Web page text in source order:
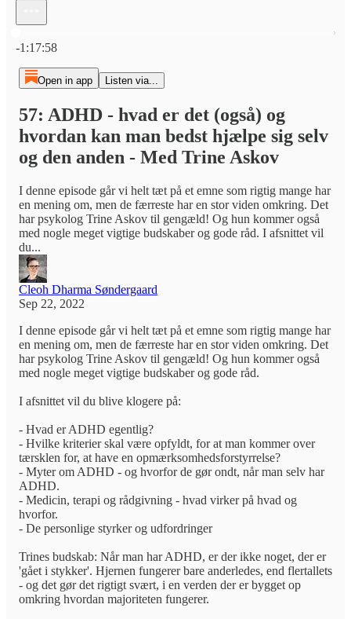
-1:17:58
Open in app Listen via...
57: ADHD - hvad er det (også) og
hvordan kan man bedst hjælpe sig selv
og den anden - Med Trine Askov
I denne episode går vi helt tæt på et emne som rigtig mange har
en mening om, men de færreste har en stor viden omkring. Det
har psykolog Trine Askov til gengæld! Og hun kommer også
med nogle meget vigtige budskaber og gode råd. I afsnittet vil
du...
Cleoh Dharma Søndergaard
Sep 22, 2022
I denne episode går vi helt tæt på et emne som rigtig mange har
en mening om, men de færreste har en stor viden omkring. Det
har psykolog Trine Askov til gengæld! Og hun kommer også
med nogle meget vigtige budskaber og gode råd.
I afsnittet vil du blive klogere på:
- Hvad er ADHD egentlig?
- Hvilke kriterier skal være opfyldt, for at man kommer over
tærsklen for, at have en opmærksomhedsforstyrrelse?
- Myter om ADHD - og hvorfor de gør ondt, når man selv har
ADHD.
- Medicin, terapi og rådgivning - hvad virker på hvad og
hvorfor.
- De personlige styrker og udfordringer
Trines budskab: Når man har ADHD, er der ikke noget, der er
'gået i stykker'. Hjernen fungerer bare anderledes, end flertallets
- og det gør det rigtigt svært, i en verden der er bygget op
omkring hvordan majoriteten fungerer.